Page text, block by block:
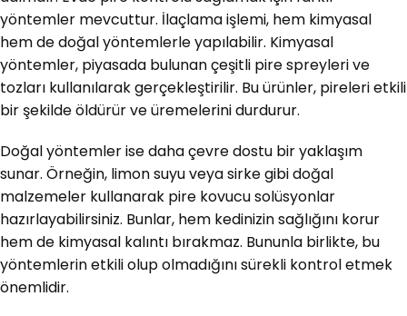
yöntemler mevcuttur. İlaçlama işlemi, hem kimyasal
hem de doğal yöntemlerle yapılabilir. Kimyasal
yöntemler, piyasada bulunan çeşitli pire spreyleri ve
tozları kullanılarak gerçekleştirilir. Bu ürünler, pireleri etkili
bir şekilde öldürür ve üremelerini durdurur.
Doğal yöntemler ise daha çevre dostu bir yaklaşım
sunar. Örneğin, limon suyu veya sirke gibi doğal
malzemeler kullanarak pire kovucu solüsyonlar
hazırlayabilirsiniz. Bunlar, hem kedinizin sağlığını korur
hem de kimyasal kalıntı bırakmaz. Bununla birlikte, bu
yöntemlerin etkili olup olmadığını sürekli kontrol etmek
önemlidir.